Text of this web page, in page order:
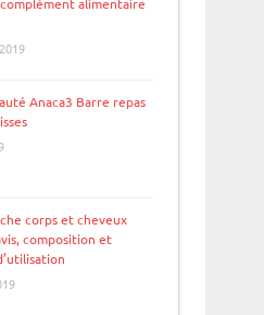
Anaca3 Barre repas
corps et cheveux
composition et